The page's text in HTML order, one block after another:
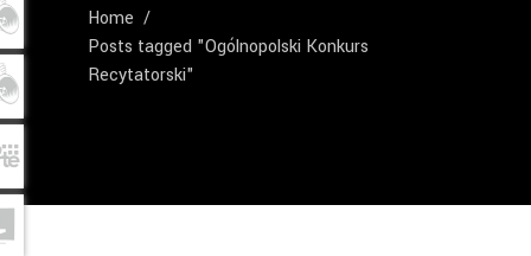
Home /
Posts tagged "Ogólnopolski Konkurs
Recytatorski"